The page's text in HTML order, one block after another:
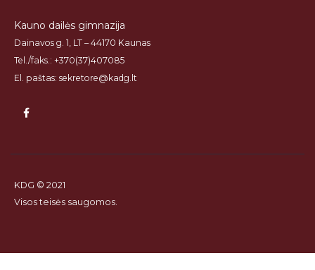
Kauno dailės gimnazija
Dainavos g. 1, LT – 44170 Kaunas
Tel./faks.: +370(37)407085
El. paštas: sekretore@kadg.lt
KDG © 2021
Visos teisės saugomos.